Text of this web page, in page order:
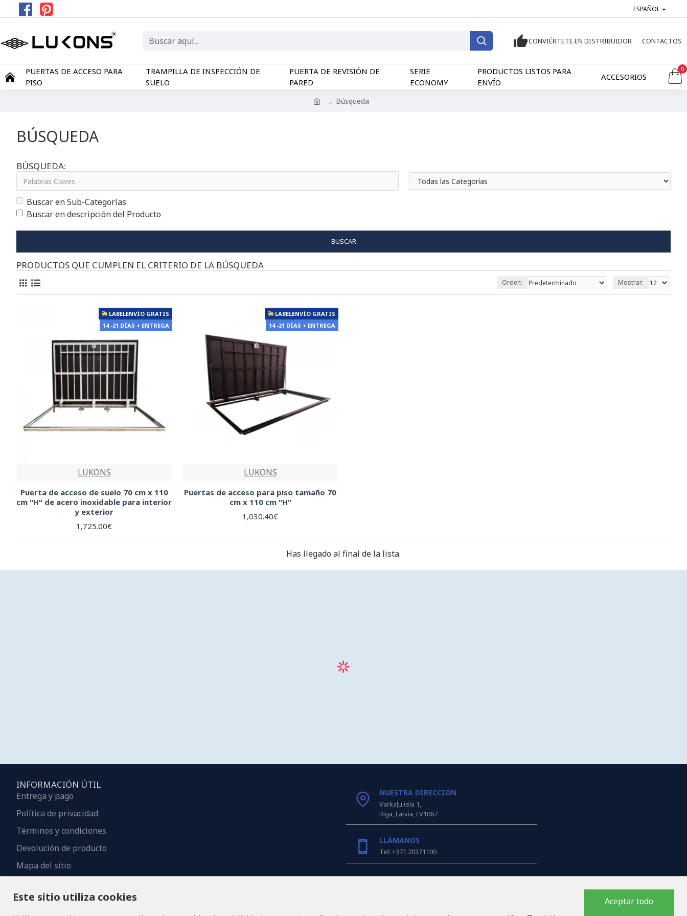
ESPAÑOL
CONVIÉRTETE EN DISTRIBUIDOR CONTACTOS
PUERTAS DE ACCESO PARA
PISO
TRAMPILLA DE INSPECCIÓN DE
SUELO
PUERTA DE REVISIÓN DE
PARED
SERIE
ECONOMY
PRODUCTOS LISTOS PARA
ENVÍO
ACCESORIOS
0
Búsqueda
BÚSQUEDA
BÚSQUEDA:
Buscar en Sub-Categorías
Buscar en descripción del Producto
BUSCAR
PRODUCTOS QUE CUMPLEN EL CRITERIO DE LA BÚSQUEDA
Orden: Mostrar:
LABELENVÍO GRATIS
14 -21 DÍAS + ENTREGA
LUKONS
Puerta de acceso de suelo 70 cm x 110
cm "H" de acero inoxidable para interior
y exterior
1,725.00€
LABELENVÍO GRATIS
14 -21 DÍAS + ENTREGA
LUKONS
Puertas de acceso para piso tamaño 70
cm x 110 cm "H"
1,030.40€
Has llegado al final de la lista.
INFORMACIÓN ÚTIL
Entrega y pago
Política de privacidad
Términos y condiciones
Devolución de producto
Mapa del sitio
NUESTRA DIRECCIÓN
Varkaļu iela 1,
Riga, Latvia, LV1067
LLÁMANOS
Tel: +371 20371100
INFO@LUKONS.COM
Este sitio utiliza cookies Aceptar todo